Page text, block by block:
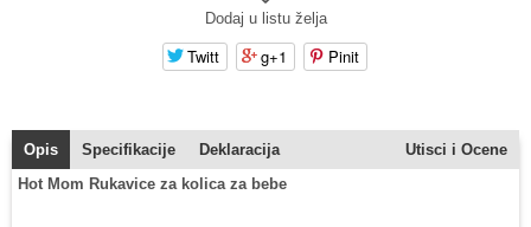
Dodaj u listu želja
Twitt g+1 Pinit
Opis Specifikacije Deklaracija
Utisci i Ocene
Hot Mom Rukavice za kolica za bebe